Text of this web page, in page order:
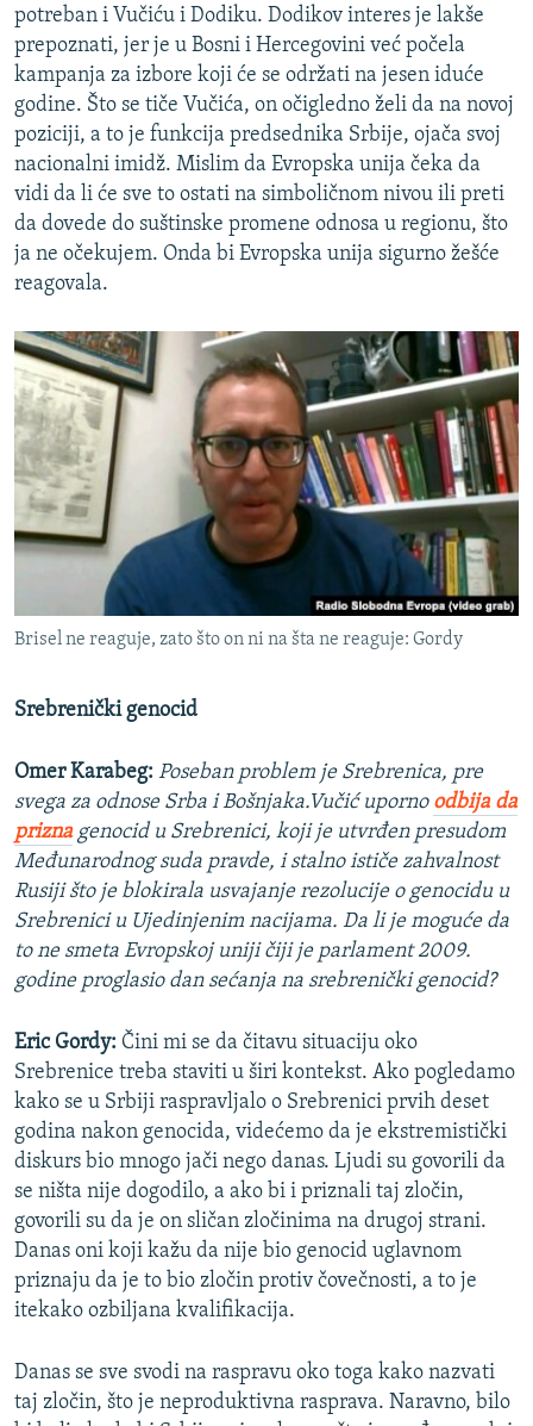
potreban i Vučiću i Dodiku. Dodikov interes je lakše
prepoznati, jer je u Bosni i Hercegovini već počela
kampanja za izbore koji će se održati na jesen iduće
godine. Što se tiče Vučića, on očigledno želi da na novoj
poziciji, a to je funkcija predsednika Srbije, ojača svoj
nacionalni imidž. Mislim da Evropska unija čeka da
vidi da li će sve to ostati na simboličnom nivou ili preti
da dovede do suštinske promene odnosa u regionu, što
ja ne očekujem. Onda bi Evropska unija sigurno žešće
reagovala.
Brisel ne reaguje, zato što on ni na šta ne reaguje: Gordy
Srebrenički genocid
Omer Karabeg: Poseban problem je Srebrenica, pre
svega za odnose Srba i Bošnjaka.Vučić uporno odbija da
priznagenocid u Srebrenici, koji je utvrđen presudom
Međunarodnog suda pravde, i stalno ističe zahvalnost
Rusiji što je blokirala usvajanje rezolucije o genocidu u
Srebrenici u Ujedinjenim nacijama. Da li je moguće da
to ne smeta Evropskoj uniji čiji je parlament 2009.
godine proglasio dan sećanja na srebrenički genocid?
Eric Gordy: Čini mi se da čitavu situaciju oko
Srebrenice treba staviti u širi kontekst. Ako pogledamo
kako se u Srbiji raspravljalo o Srebrenici prvih deset
godina nakon genocida, videćemo da je ekstremistički
diskurs bio mnogo jači nego danas. Ljudi su govorili da
se ništa nije dogodilo, a ako bi i priznali taj zločin,
govorili su da je on sličan zločinima na drugoj strani.
Danas oni koji kažu da nije bio genocid uglavnom
priznaju da je to bio zločin protiv čovečnosti, a to je
itekako ozbiljana kvalifikacija.
Danas se sve svodi na raspravu oko toga kako nazvati
taj zločin, što je neproduktivna rasprava. Naravno, bilo